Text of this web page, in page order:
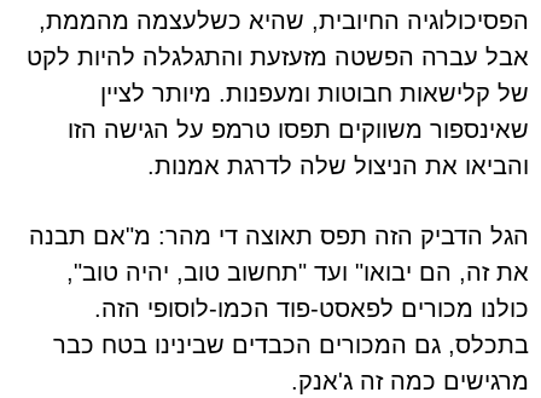
הפסיכולוגיה החיובית, שהיא כשלעצמה מהממת,
אבל עברה הפשטה מזעזעת והתגלגלה להיות לקט
של קלישאות חבוטות ומעפנות. מיותר לציין
שאינספור משווקים תפסו טרמפ על הגישה הזו
והביאו את הניצול שלה לדרגת אמנות.
הגל הדביק הזה תפס תאוצה די מהר: מ"אם תבנה
את זה, הם יבואו" ועד "תחשוב טוב, יהיה טוב",
כולנו מכורים לפאסט-פוד הכמו-לוסופי הזה.
בתכלס, גם המכורים הכבדים שבינינו בטח כבר
מרגישים כמה זה ג'אנק.